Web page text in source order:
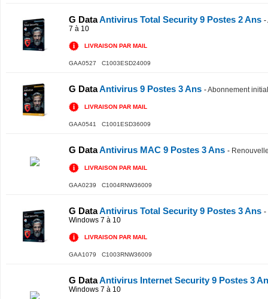
G DataAntivirus Total Security 9 Postes 2 Ans -
7 à 10
LIVRAISON PAR MAIL
GAA0527 C1003ESD24009
G DataAntivirus 9 Postes 3 Ans -Abonnement initial
LIVRAISON PAR MAIL
GAA0541 C1001ESD36009
G DataAntivirus MAC 9 Postes 3 Ans -
LIVRAISON PAR MAIL
GAA0239 C1004RNW36009
G DataAntivirus Total Security 9 Postes 3 Ans -
Windows 7 à 10
LIVRAISON PAR MAIL
GAA1079 C1003RNW36009
G DataAntivirus Internet Security 9 Postes 3
Windows 7 à 10